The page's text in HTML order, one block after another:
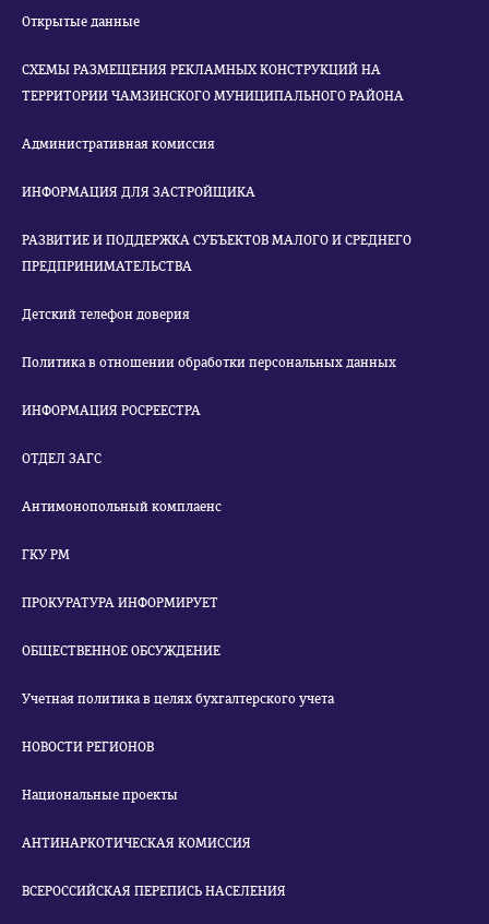
Открытые данные
СХЕМЫ РАЗМЕЩЕНИЯ РЕКЛАМНЫХ КОНСТРУКЦИЙ НА
ТЕРРИТОРИИ ЧАМЗИНСКОГО МУНИЦИПАЛЬНОГО РАЙОНА
Административная комиссия
ИНФОРМАЦИЯ ДЛЯ ЗАСТРОЙЩИКА
РАЗВИТИЕ И ПОДДЕРЖКА СУБЪЕКТОВ МАЛОГО И СРЕДНЕГО
ПРЕДПРИНИМАТЕЛЬСТВА
Детский телефон доверия
Политика в отношении обработки персональных данных
ИНФОРМАЦИЯ РОСРЕЕСТРА
ОТДЕЛ ЗАГС
Антимонопольный комплаенс
ГКУ РМ
ПРОКУРАТУРА ИНФОРМИРУЕТ
ОБЩЕСТВЕННОЕ ОБСУЖДЕНИЕ
Учетная политика в целях бухгалтерского учета
НОВОСТИ РЕГИОНОВ
Национальные проекты
АНТИНАРКОТИЧЕСКАЯ КОМИССИЯ
ВСЕРОССИЙСКАЯ ПЕРЕПИСЬ НАСЕЛЕНИЯ